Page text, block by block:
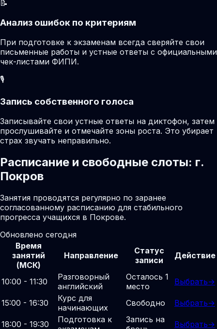
📝
Анализ ошибок по критериям
При подготовке к экзаменам всегда сверяйте свои
письменные работы и устные ответы с официальными
чек-листами ФИПИ.
🎙️
Запись собственного голоса
Записывайте свои устные ответы на диктофон, затем
прослушивайте и отмечайте зоны роста. Это убирает
страх звучать неправильно.
Расписание и свободные слоты: г.
Покров
Занятия проводятся регулярно по заранее
согласованному расписанию для стабильного
прогресса учащихся в Покрове.
Обновлено сегодня
Время
занятий
(МСК)
Направление
Статус
записи
Действие
10:00 - 11:30
Разговорный
английский
Осталось 1
место
Выбрать→
15:00 - 16:30
Курс для
начинающих
Свободно Выбрать→
18:00 - 19:30
Подготовка к
Запись на
Выбрать→